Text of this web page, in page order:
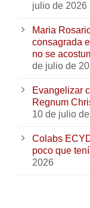
julio de 2026
Maria
consagrada
no se
de julio de
Evangelizar
Regnum
10 de julio
Colabs
poco que
2026